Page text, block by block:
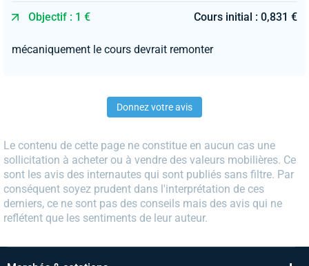
Objectif : 1 € Cours initial : 0,831 €
mécaniquement le cours devrait remonter
Donnez votre avis
Le contenu de cette page ne constitue en aucun cas une
sollicitation à acheter ou à vendre des valeurs mobilières. Ce
sont les avis des internautes qui sont publiés sans filtre. Par
conséquent soyez prudent dans l'interprétation de ces
derniers, ce ne sont pas des conseils mais des avis qui ne
reflétent que les sentiments de leur auteur.